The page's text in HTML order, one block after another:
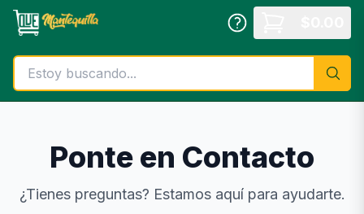
Saltar al contenido principal
Ponte en Contacto
¿Tienes preguntas? Estamos aquí para ayudarte.